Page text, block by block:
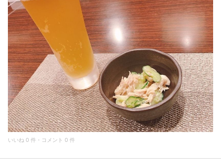
いいね 0 件・コメント 0 件